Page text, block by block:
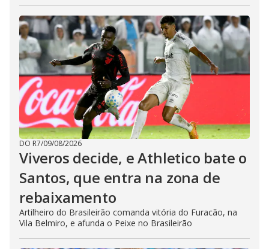
DO R7/09/08/2026
Viveros decide, e Athletico bate o
Santos, que entra na zona de
rebaixamento
Artilheiro do Brasileirão comanda vitória do Furacão, na
Vila Belmiro, e afunda o Peixe no Brasileirão